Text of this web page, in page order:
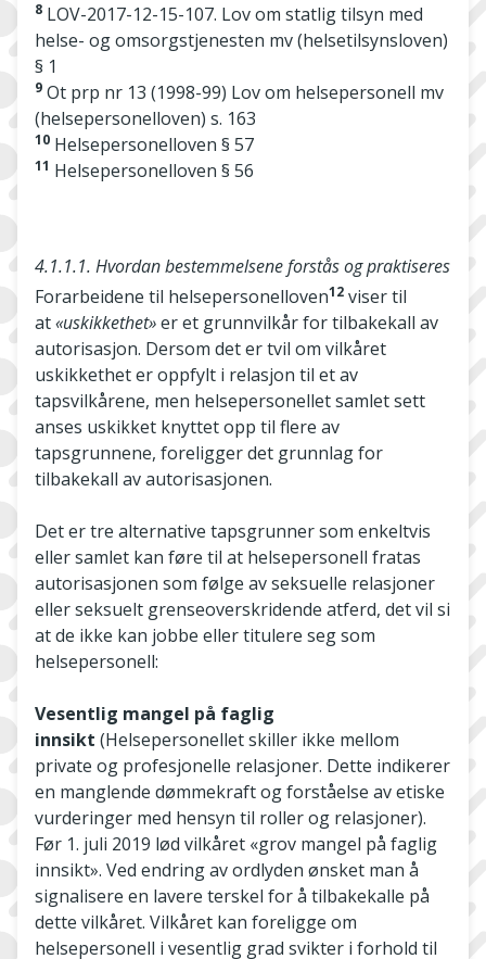
8 LOV-2017-12-15-107. Lov om statlig tilsyn med
helse- og omsorgstjenesten mv (helsetilsynsloven)
§ 1
9 Ot prp nr 13 (1998-99) Lov om helsepersonell mv
(helsepersonelloven) s. 163
10 Helsepersonelloven § 57
11 Helsepersonelloven § 56
4.1.1.1. Hvordan bestemmelsene forstås og praktiseres
Forarbeidene til helsepersonelloven12 viser til
at«uskikkethet»er et grunnvilkår for tilbakekall av
autorisasjon. Dersom det er tvil om vilkåret
uskikkethet er oppfylt i relasjon til et av
tapsvilkårene, men helsepersonellet samlet sett
anses uskikket knyttet opp til flere av
tapsgrunnene, foreligger det grunnlag for
tilbakekall av autorisasjonen.
Det er tre alternative tapsgrunner som enkeltvis
eller samlet kan føre til at helsepersonell fratas
autorisasjonen som følge av seksuelle relasjoner
eller seksuelt grenseoverskridende atferd, det vil si
at de ikke kan jobbe eller titulere seg som
helsepersonell:
Vesentlig mangel på faglig
innsikt (Helsepersonellet skiller ikke mellom
private og profesjonelle relasjoner. Dette indikerer
en manglende dømmekraft og forståelse av etiske
vurderinger med hensyn til roller og relasjoner).
Før 1. juli 2019 lød vilkåret «grov mangel på faglig
innsikt». Ved endring av ordlyden ønsket man å
signalisere en lavere terskel for å tilbakekalle på
dette vilkåret. Vilkåret kan foreligge om
helsepersonell i vesentlig grad svikter i forhold til